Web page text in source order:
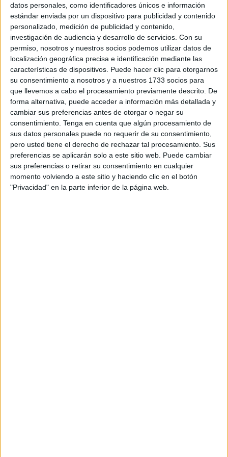
datos personales, como identificadores únicos e información
estándar enviada por un dispositivo para publicidad y contenido
personalizado, medición de publicidad y contenido,
investigación de audiencia y desarrollo de servicios. Con su
permiso, nosotros y nuestros socios podemos utilizar datos de
localización geográfica precisa e identificación mediante las
características de dispositivos. Puede hacer clic para otorgarnos
su consentimiento a nosotros y a nuestros 1733 socios para
que llevemos a cabo el procesamiento previamente descrito. De
forma alternativa, puede acceder a información más detallada y
cambiar sus preferencias antes de otorgar o negar su
consentimiento. Tenga en cuenta que algún procesamiento de
sus datos personales puede no requerir de su consentimiento,
pero usted tiene el derecho de rechazar tal procesamiento. Sus
preferencias se aplicarán solo a este sitio web. Puede cambiar
sus preferencias o retirar su consentimiento en cualquier
momento volviendo a este sitio y haciendo clic en el botón
"Privacidad" en la parte inferior de la página web.
se esconde un año de presiones, detenidos, incursiones
constantes en el Príncipe y amenazas contra los propios
agentes, sus familias y propiedades que superó todos los
límites.